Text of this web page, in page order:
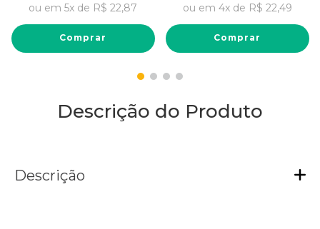
ou em 5x de R$ 22,87
Comprar
ou em 4x de R$ 22,49
Comprar
Descrição do Produto
Descrição